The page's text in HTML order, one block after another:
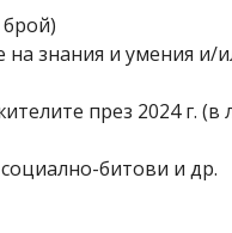
знания и умения и/
през 2024 г. (в
битови и др.